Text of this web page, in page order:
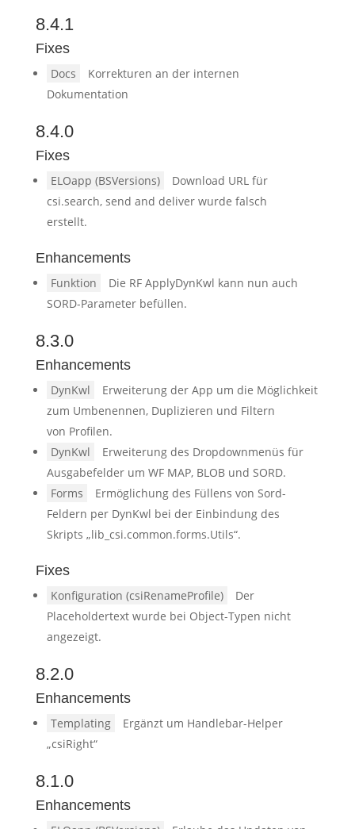
8.4.1
Fixes
Docs
Korrekturen an der internen
Dokumentation
8.4.0
Fixes
ELOapp (BSVersions)
Download URL für
csi.search, send and deliver wurde falsch
erstellt.
Enhancements
Funktion
Die RF ApplyDynKwl kann nun auch
SORD-Parameter befüllen.
8.3.0
Enhancements
DynKwl
Erweiterung der App um die Möglichkeit
zum Umbenennen, Duplizieren und Filtern
von Profilen.
DynKwl
Erweiterung des Dropdownmenüs für
Ausgabefelder um WF MAP, BLOB und SORD.
Forms
Ermöglichung des Füllens von Sord-
Feldern per DynKwl bei der Einbindung des
Skripts „lib_csi.common.forms.Utils“.
Fixes
Konfiguration (csiRenameProfile)
Der
Placeholdertext wurde bei Object-Typen nicht
angezeigt.
8.2.0
Enhancements
Templating
Ergänzt um Handlebar-Helper
„csiRight“
8.1.0
Enhancements